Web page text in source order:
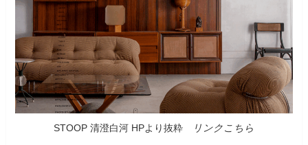
STOOP 清澄白河 HPより抜粋 リンクこちら